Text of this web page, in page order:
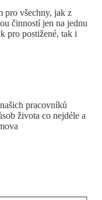
pro všechny, jak z
činností jen na jednu
pro postižené, tak i
pracovníků
života co nejdéle a